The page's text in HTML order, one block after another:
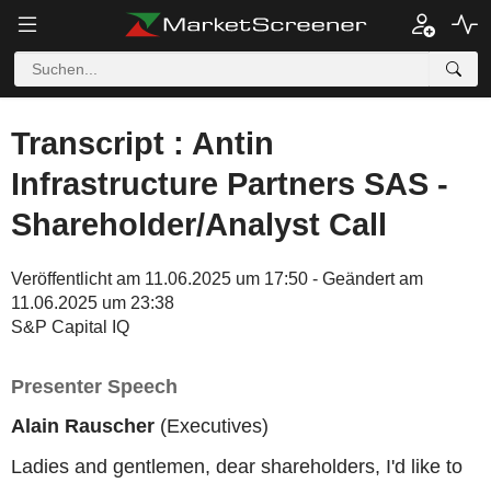
Transcript : Antin
Infrastructure Partners SAS -
Shareholder/Analyst Call
Veröffentlicht am 11.06.2025 um 17:50 - Geändert am
11.06.2025 um 23:38
S&P Capital IQ
Presenter Speech
Alain Rauscher (Executives)
Ladies and gentlemen, dear shareholders, I'd like to